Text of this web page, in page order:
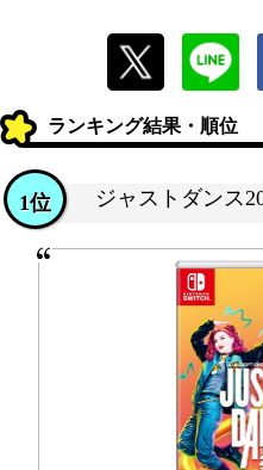
ランキング結果・順位
ジャストダンス
1位